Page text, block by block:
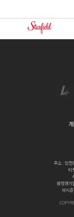
주소 : 인천
티
원정경기
비시